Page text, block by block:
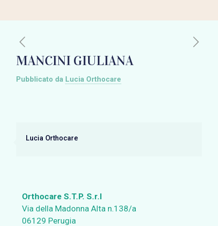
MANCINI GIULIANA
Pubblicato da Lucia Orthocare
Lucia Orthocare
Orthocare S.T.P. S.r.l
Via della Madonna Alta n.138/a
06129 Perugia